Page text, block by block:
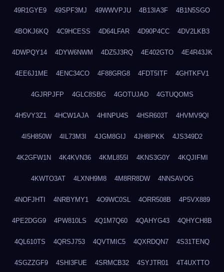
49R1GYE9 49SPF3MJ 49WWVPJU 4B13IA3F 4B1N5SGO
4BOKJ6KQ 4C9HCESS 4D64LFAR 4D90P4CC 4DV2LKB3
4DWPQY14 4DYW6NWM 4DZ5J3RQ 4E402GTO 4E4R43JK
4EE6J1ME 4ENC34CO 4F88GRG8 4FDT5ITF 4GHTKFV1
4GJRPJFP 4GLC8SBG 4GOTUJAD 4GTUQOMS
4H5VY3Z1 4HCW1AJA 4HINPU4S 4HSR603T 4HVMV9QI
4I5H850W 4IL73M3I 4JGM8GIJ 4JH8IPKK 4JS349D2
4K2GFW1N 4K4KVN36 4KML855I 4KNS3G0Y 4KQJIFMI
4KWTO3AT 4LXNH9M8 4M8RR8DW 4NNSAVOG
4NOFJHTI 4NRBYMY1 4O9WC0SL 4ORR508B 4P5VX889
4PE2DGG9 4PW810LS 4Q1M7Q60 4QAHYG43 4QHYCH8B
4QL610TS 4QRSJ753 4QVTMIC5 4QXRDQN7 4S31TENQ
4SGZZGF9 4SHI3FUE 4SRMCB32 4SYJTR01 4T4UXTTO